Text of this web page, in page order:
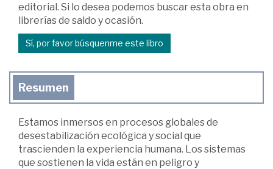
editorial. Si lo desea podemos buscar esta obra en
librerías de saldo y ocasión.
Sí, por favor búsquenme este libro
Resumen
Estamos inmersos en procesos globales de
desestabilización ecológica y social que
trascienden la experiencia humana. Los sistemas
que sostienen la vida están en peligro y